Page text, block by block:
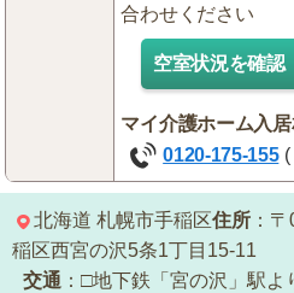
合わせください
空室状況を確認
マイ介護ホーム入
0120-175-155
北海道 札幌市手稲区住所 ：
稲区西宮の沢5条1丁目15-11
交通 ：□地下鉄「宮の沢」駅よ